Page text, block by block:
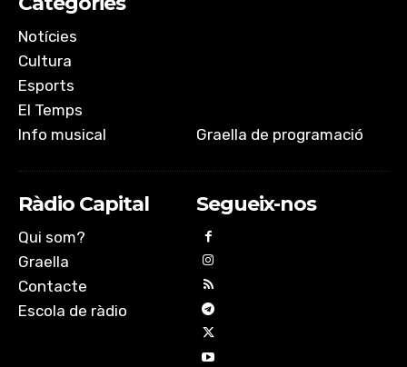
Notícies
Cultura
Esports
El Temps
Info musical
Graella de programació
Ràdio Capital
Qui som?
Graella
Contacte
Escola de ràdio
Segueix-nos